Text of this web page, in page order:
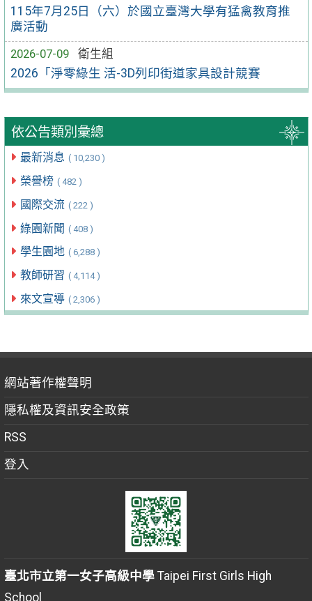
115年7月25日（六）於國立臺灣大學有猛禽教育推
廣活動
2026-07-09
衛生組
2026「淨零綠生 活-3D列印街道家具設計競賽
依公告類別彙總
最新消息 ( 10,230 )
榮譽榜 ( 482 )
國際交流 ( 222 )
綠園新聞 ( 408 )
學生園地 ( 6,288 )
教師研習 ( 4,114 )
來文宣導 ( 2,306 )
網站著作權聲明
隱私權及資訊安全政策
RSS
登入
臺北市立第一女子高級中學Taipei First Girls High
School